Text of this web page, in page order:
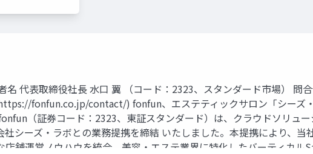
代表取締役社長 水口 翼 （コード：2323、スタンダード市場） 問
fonfun.co.jp/contact/) fonfun、エステティックサロン「シーズ
（証券コード：2323、東証スタンダード）は、クラウドソリュ
シーズ・ラボとの業務提携を締結 いたしました。本提携により、当
舗運営ノウハウを統合。美容・エステ業界に特化したバーティカル